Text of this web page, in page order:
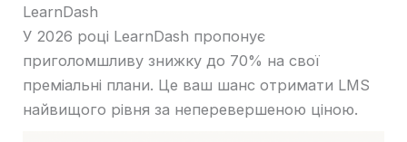
LearnDash
У 2026 році LearnDash пропонує
приголомшливу знижку до 70% на свої
преміальні плани. Це ваш шанс отримати LMS
найвищого рівня за неперевершеною ціною.